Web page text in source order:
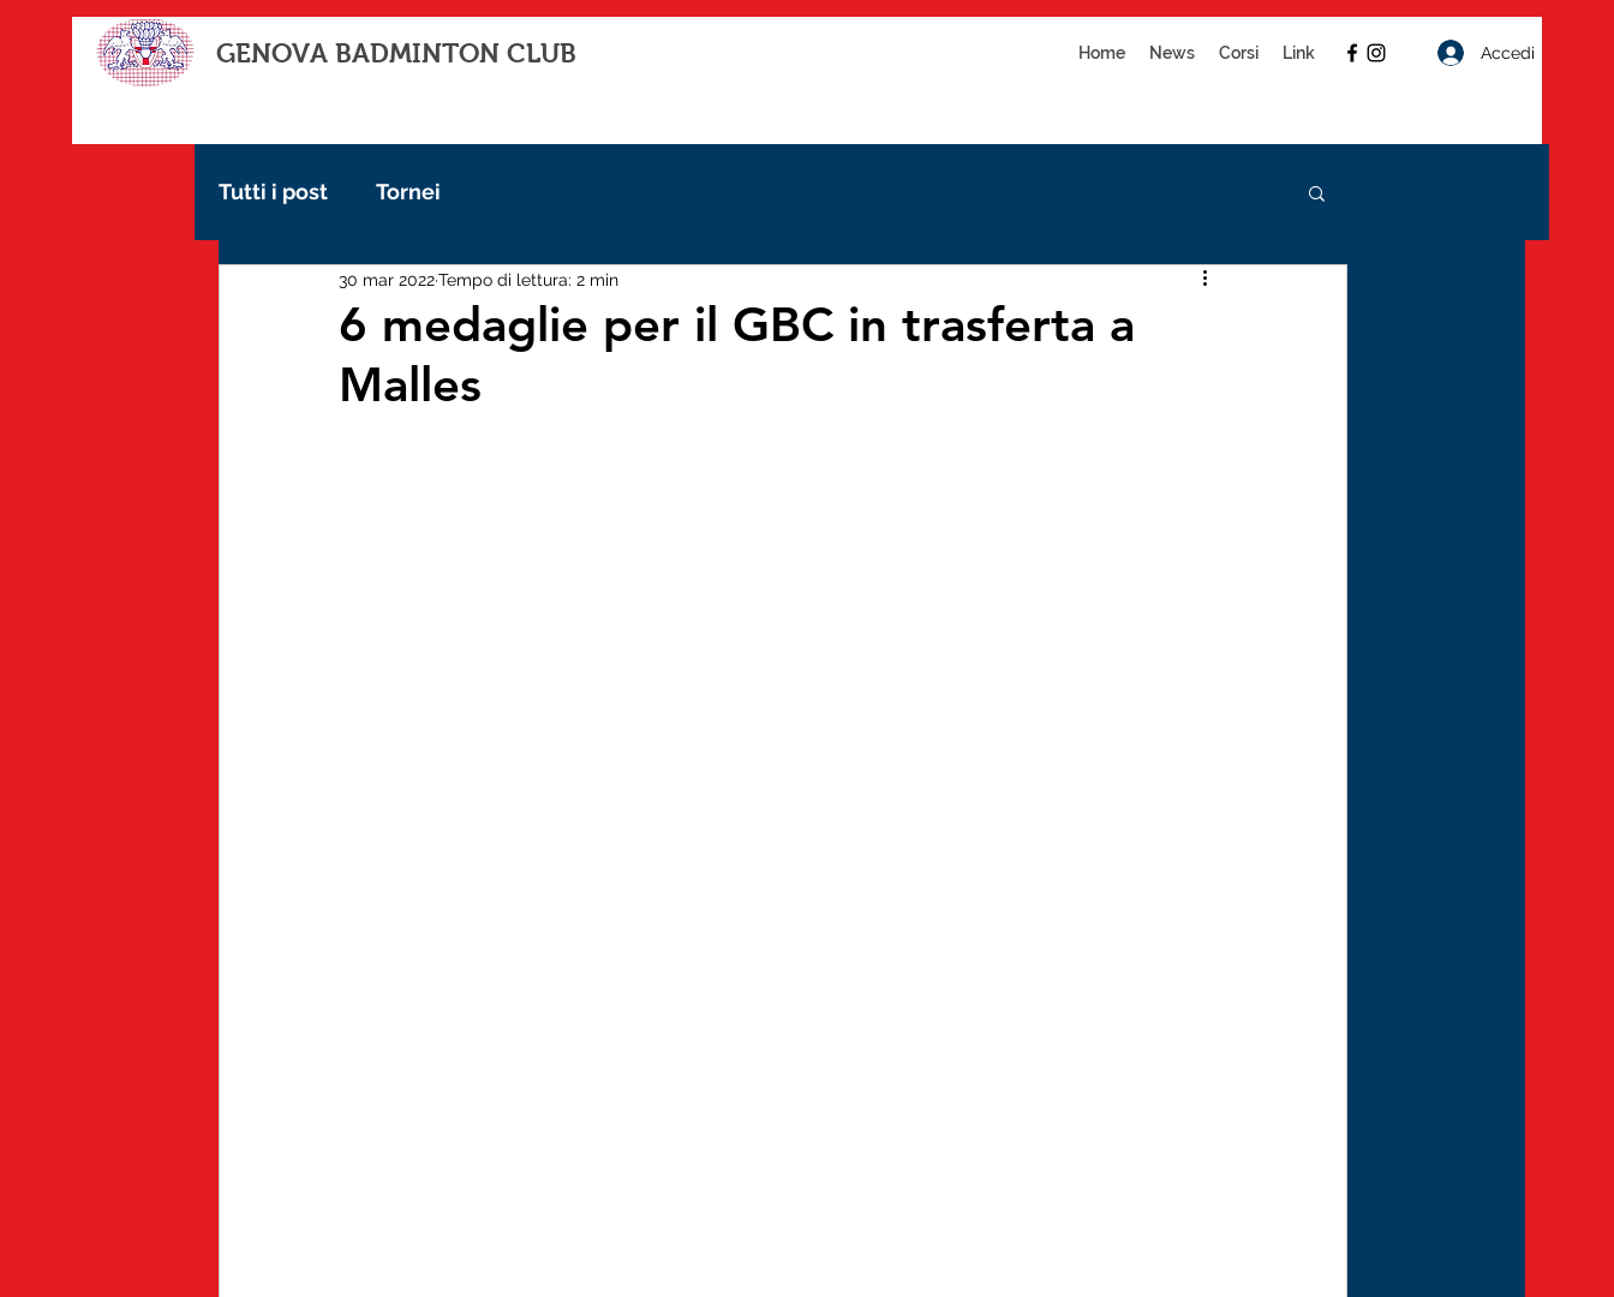
GENOVA BADMINTON CLUB Home News Corsi Link Accedi
Tutti i post Tornei
6 medaglie per il GBC in trasferta a
Malles
30 mar 2022Tempo di lettura: 2 min